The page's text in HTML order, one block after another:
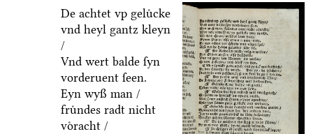
De achtet vp geluͤcke
vnd heyl gantz kleyn
/
Vnd wert balde ſyn
vorderuent ſeen.
Eyn wyß man /
fruͤndes radt nicht
voͤracht /